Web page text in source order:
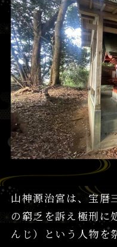
山神源治宮は、宝暦
の窮乏を訴え極刑に
んじ）という人物を